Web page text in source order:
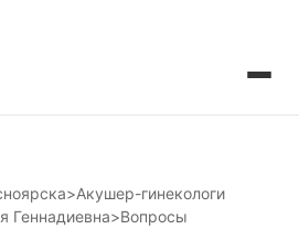
>Акушер-гинекологи
Геннадиевна>Вопросы